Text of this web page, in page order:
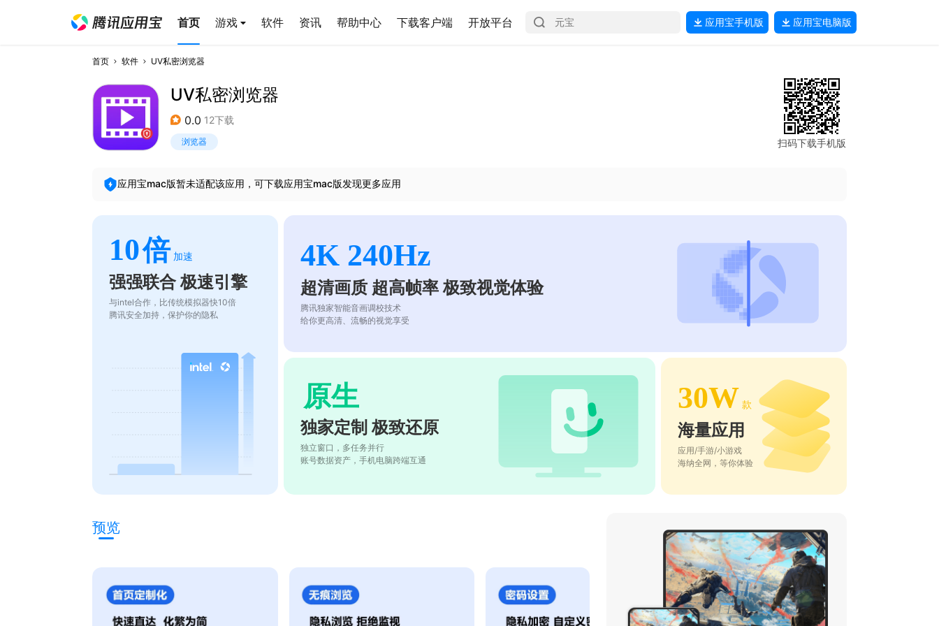
首页 游戏 软件 资讯 帮助中心 下载客户端 开放平台 应用宝手机版 应用宝电脑版
首页 软件 UV私密浏览器
UV私密浏览器
0.0 12下载
浏览器 扫码下载手机版
应用宝mac版暂未适配该应用，可下载应用宝mac版发现更多应用
10倍 加速
强强联合 极速引擎
与intel合作，比传统模拟器快10倍
腾讯安全加持，保护你的隐私
4K 240Hz
超清画质 超高帧率 极致视觉体验
腾讯独家智能音画调校技术
给你更高清、流畅的视觉享受
原生
独家定制 极致还原
独立窗口，多任务并行
账号数据资产，手机电脑跨端互通
30W 款
海量应用
应用/手游/小游戏
海纳全网，等你体验
预览